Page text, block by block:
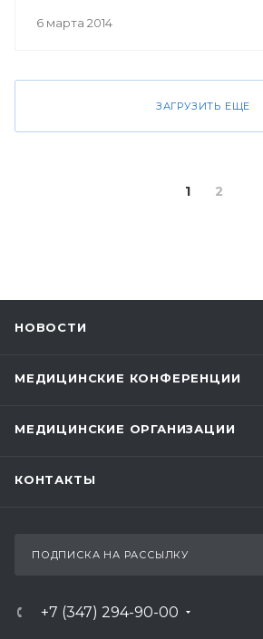
неврологи, онкологи, педиатры,
профильных кафедр, врачи
6 марта 2014
ЗАГРУЗИТЬ ЕЩЕ
1 2
НОВОСТИ
МЕДИЦИНСКИЕ КОНФЕРЕНЦИИ
МЕДИЦИНСКИЕ ОРГАНИЗАЦИИ
КОНТАКТЫ
ПОДПИСКА НА РАССЫЛКУ
+7 (347) 294-90-00